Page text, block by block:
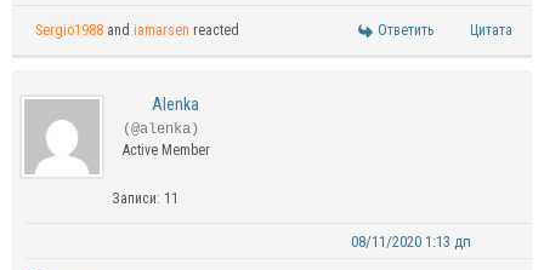
Sergio1988 and iamarsen reacted Ответить Цитата
Alenka
(@alenka)
Active Member
Записи: 11
08/11/2020 1:13 дп